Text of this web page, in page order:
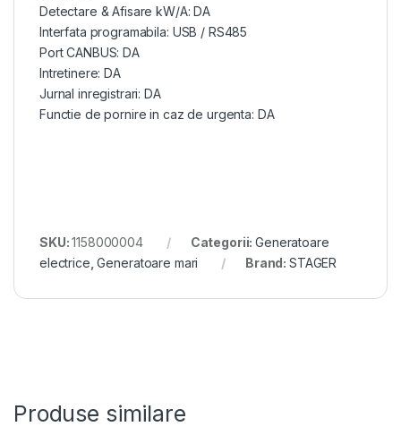
Detectare & Afisare kW/A: DA
Interfata programabila: USB / RS485
Port CANBUS: DA
Intretinere: DA
Jurnal inregistrari: DA
Functie de pornire in caz de urgenta: DA
SKU:1158000004 Categorii:Generatoare
electrice ,Generatoare mari Brand: STAGER
Produse similare